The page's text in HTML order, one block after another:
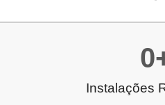
Instalações
0